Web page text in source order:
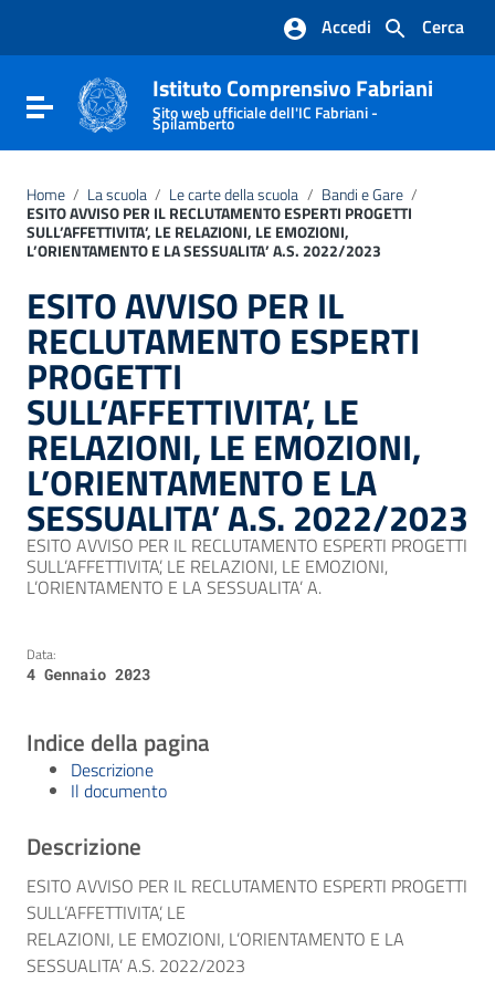
Vai al footer
Cerca
Accedi
Attiva / disattiva la navigazione
Istituto Comprensivo Fabriani
Sito web ufficiale dell'IC Fabriani -
Spilamberto
Home / La scuola / Le carte della scuola / Bandi e Gare /
ESITO AVVISO PER IL RECLUTAMENTO ESPERTI PROGETTI
SULL’AFFETTIVITA’, LE RELAZIONI, LE EMOZIONI,
L’ORIENTAMENTO E LA SESSUALITA’ A.S. 2022/2023
ESITO AVVISO PER IL
RECLUTAMENTO ESPERTI
PROGETTI
SULL’AFFETTIVITA’, LE
RELAZIONI, LE EMOZIONI,
L’ORIENTAMENTO E LA
SESSUALITA’ A.S. 2022/2023
ESITO AVVISO PER IL RECLUTAMENTO ESPERTI PROGETTI
SULL’AFFETTIVITA’, LE RELAZIONI, LE EMOZIONI,
L’ORIENTAMENTO E LA SESSUALITA’ A.
Data:
4 Gennaio 2023
Indice della pagina
Descrizione
Il documento
Descrizione
ESITO AVVISO PER IL RECLUTAMENTO ESPERTI PROGETTI
SULL’AFFETTIVITA’, LE
RELAZIONI, LE EMOZIONI, L’ORIENTAMENTO E LA
SESSUALITA’ A.S. 2022/2023